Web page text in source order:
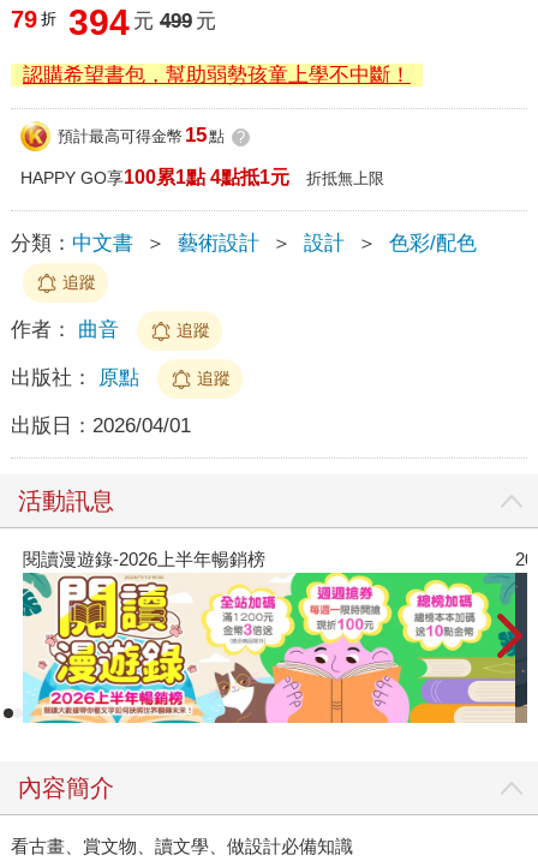
79 折 394 元 499 元
認購希望書包，幫助弱勢孩童上學不中斷！
預計最高可得金幣 15點 ?
HAPPY GO享100累1點 4點抵1元 折抵無上限
分類： 中文書 ＞ 藝術設計 ＞ 設計 ＞ 色彩/配色
追蹤
作者： 曲音 追蹤
出版社： 原點 追蹤
出版日： 2026/04/01
活動訊息
2026年8月金石堂強力推薦
內容簡介
看古畫、賞文物、讀文學、做設計必備知識